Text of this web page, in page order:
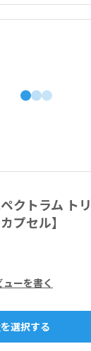
クトラム ト
プセル】
ューを書く
選択する